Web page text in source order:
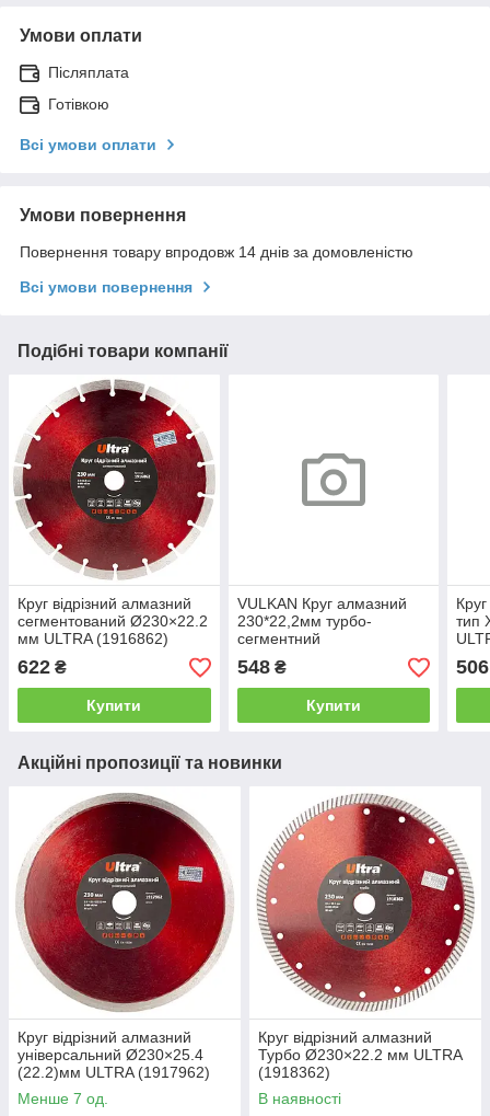
Умови оплати
Післяплата
Готівкою
Всі умови оплати
Умови повернення
Повернення товару впродовж 14 днів за домовленістю
Всі умови повернення
Подібні товари компанії
Круг відрізний алмазний
сегментований Ø230×22.2
мм ULTRA (1916862)
622 ₴
Купити
VULKAN Круг алмазний
230*22,2мм турбо-
сегментний
548₴
Купити
тип
506
Акційні пропозиції та новинки
Круг відрізний алмазний
універсальний Ø230×25.4
(22.2)мм ULTRA (1917962)
Менше 7 од.
Круг відрізний алмазний
Турбо Ø230×22.2 мм ULTRA
(1918362)
В наявності